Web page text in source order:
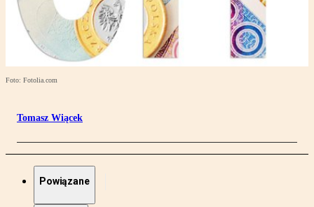
Foto: Fotolia.com
Tomasz Wiącek
Powiązane